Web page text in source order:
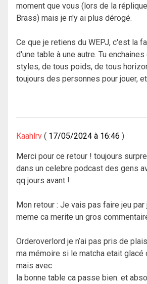
moment que vous (lors de la
Brass) mais je n'y ai plus dérogé.
Ce que je retiens du WEPJ, c'est la
d'une table à une autre. Tu
styles, de tous poids, de tous
toujours des personnes pour jouer,
Kaahlrv 17/05/2024 à 16:46
Merci pour ce retour ! toujours
dans un celebre podcast des gens
qq jours avant !
Mon retour : Je vais pas faire jeu par
meme ca merite un gros
Orderoverlord je n’ai pas pris de
ma mémoire si le matcha etait glacé
mais avec
la bonne table ca passe bien. et